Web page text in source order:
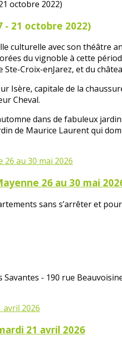
- 21 octobre 2022)
culturelle avec son théâtre
du vignoble à cette
Ste-Croix-enJarez, et du
Isère, capitale de la
Cheval.
dans de fabuleux
de Maurice Laurent qui
26 au 30 mai
sans s’arrêter et
Savantes - 190 rue
21 avril 2026